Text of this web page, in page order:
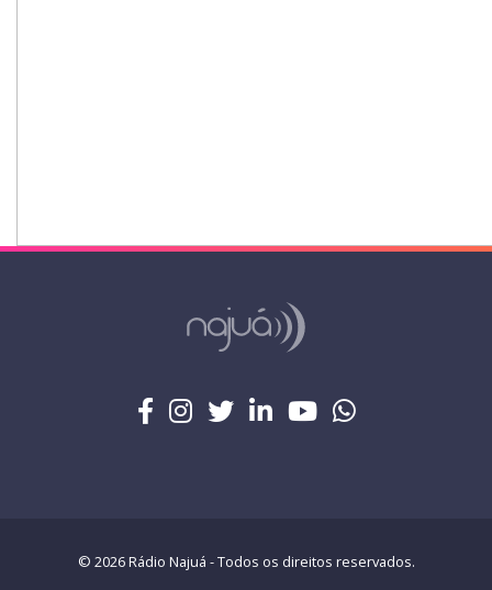
© 2026 Rádio Najuá - Todos os direitos reservados.